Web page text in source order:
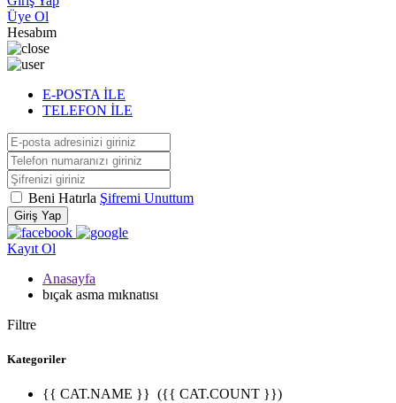
Üye Ol
Hesabım
E-POSTA İLE
TELEFON İLE
Beni Hatırla Şifremi Unuttum
Giriş Yap
Kayıt Ol
Anasayfa
bıçak asma mıknatısı
Filtre
Kategoriler
{{ CAT.NAME }} ({{ CAT.COUNT }})